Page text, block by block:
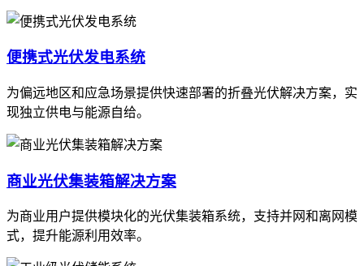
便携式光伏发电系统
为偏远地区和应急场景提供快速部署的折叠光伏解决方案，实
现独立供电与能源自给。
商业光伏集装箱解决方案
为商业用户提供模块化的光伏集装箱系统，支持并网和离网模
式，提升能源利用效率。